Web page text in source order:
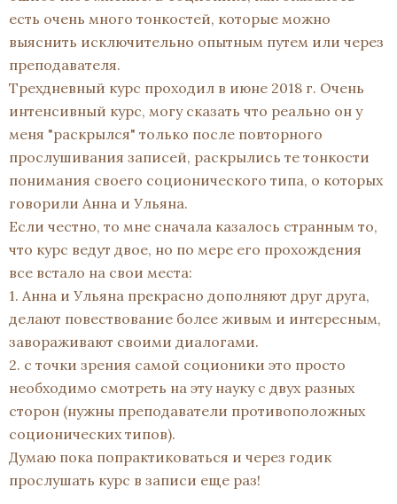
есть очень много тонкостей, которые можно
выяснить исключительно опытным путем или через
преподавателя.
Трехдневный курс проходил в июне 2018 г. Очень
интенсивный курс, могу сказать что реально он у
меня "раскрылся" только после повторного
прослушивания записей, раскрылись те тонкости
понимания своего соционического типа, о которых
говорили Анна и Ульяна.
Если честно, то мне сначала казалось странным то,
что курс ведут двое, но по мере его прохождения
все встало на свои места:
1. Анна и Ульяна прекрасно дополняют друг друга,
делают повествование более живым и интересным,
завораживают своими диалогами.
2. с точки зрения самой соционики это просто
необходимо смотреть на эту науку с двух разных
сторон (нужны преподаватели противоположных
соционических типов).
Думаю пока попрактиковаться и через годик
прослушать курс в записи еще раз!